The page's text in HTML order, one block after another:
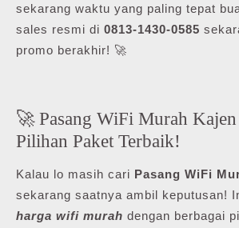
sekarang waktu yang paling tepat
sales resmi di 0813-1430-0585
promo berakhir! 🚀
🚀 Pasang WiFi Murah Kajen
Pilihan Paket Terbaik!
Kalau lo masih cari Pasang WiFi
sekarang saatnya ambil keputusan!
harga wifi murah dengan berbagai